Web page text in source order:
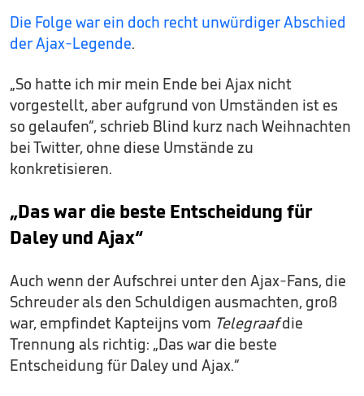
Die Folge war ein doch recht unwürdiger Abschied
der Ajax-Legende.
„So hatte ich mir mein Ende bei Ajax nicht
vorgestellt, aber aufgrund von Umständen ist es
so gelaufen“, schrieb Blind kurz nach Weihnachten
bei Twitter, ohne diese Umstände zu
konkretisieren.
„Das war die beste Entscheidung für
Daley und Ajax“
Auch wenn der Aufschrei unter den Ajax-Fans, die
Schreuder als den Schuldigen ausmachten, groß
war, empfindet Kapteijns vom Telegraafdie
Trennung als richtig: „Das war die beste
Entscheidung für Daley und Ajax.“